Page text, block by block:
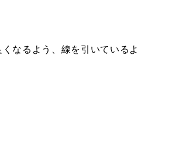
なるよう、線を引いているよ